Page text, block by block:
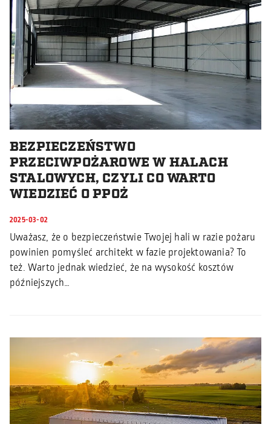
BEZPIECZEŃSTWO
PRZECIWPOŻAROWE W HALACH
STALOWYCH, CZYLI CO WARTO
WIEDZIEĆ O PPOŻ
2025-03-02
Uważasz, że o bezpieczeństwie Twojej hali w razie pożaru
powinien pomyśleć architekt w fazie projektowania? To
też. Warto jednak wiedzieć, że na wysokość kosztów
późniejszych…